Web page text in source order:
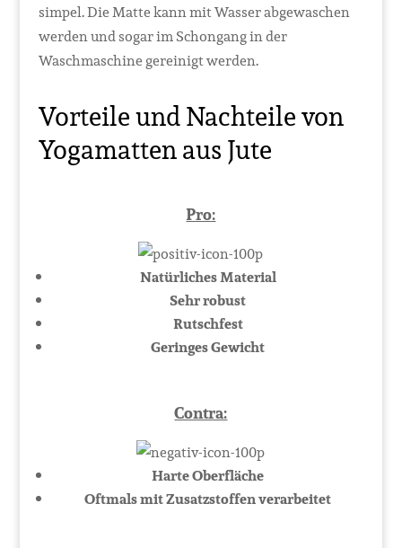
simpel. Die Matte kann mit Wasser abgewaschen
werden und sogar im Schongang in der
Waschmaschine gereinigt werden.
Vorteile und Nachteile von
Yogamatten aus Jute
Pro:
Natürliches Material
Sehr robust
Rutschfest
Geringes Gewicht
Contra:
Harte Oberfläche
Oftmals mit Zusatzstoffen verarbeitet